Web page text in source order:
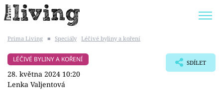
BYDLENÍ SLAVNÝCH
ZAHRADA
Prima Living ■ Speciály Léčivé byliny a koření
LÉČIVÉ BYLINY A KOŘENÍ
28. května 2024 10:20
Lenka Valjentová
SDÍLET